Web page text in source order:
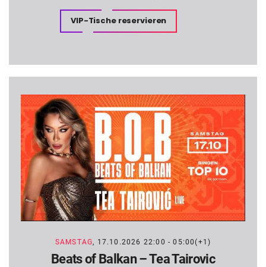
VIP-Tische reservieren
SAMSTAG, 17.10.2026 22:00 - 05:00(+1)
Beats of Balkan – Tea Tairovic